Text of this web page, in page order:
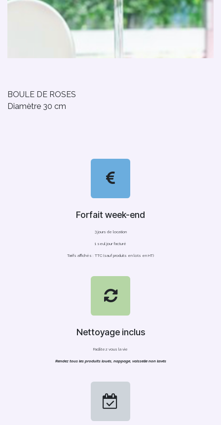
BOULE DE ROSES
Diamètre 30 cm
Forfait week-end
3 jours de location
1 seul jour facturé
Tarifs affichés : TTC (sauf produits en lots en HT)
Nettoyage inclus
Facilitez vous la vie
Rendez tous les produits loués, nappage, vaisselle non lavés